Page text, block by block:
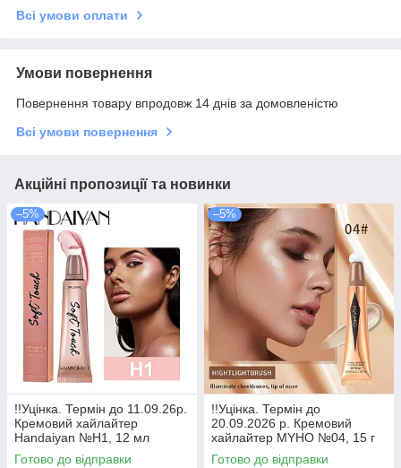
Всі умови оплати
Умови повернення
Повернення товару впродовж 14 днів за домовленістю
Всі умови повернення
Акційні пропозиції та новинки
–5%
!!Уцінка. Термін до 11.09.26р.
Кремовий хайлайтер
Handaiyan №H1, 12 мл
Готово до відправки
–5%
!!Уцінка. Термін до
20.09.2026 р. Кремовий
хайлайтер MYHO №04, 15 г
Готово до відправки